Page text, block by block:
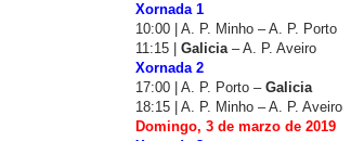
Xornada 1
10:00 | A. P. Minho – A. P. Porto
11:15 | Galicia– A. P. Aveiro
Xornada 2
17:00 | A. P. Porto – Galicia
18:15 | A. P. Minho – A. P. Aveiro
Domingo, 3 de marzo de 2019